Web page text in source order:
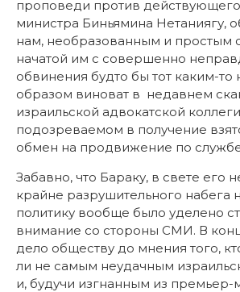
проповеди против
министра Биньямина Нетаниягу,
нам, необразованным и простым
начатой им с совершенно
обвинения будто бы тот каким-
образом виноват в недавнем
израильской адвокатской
подозреваемом в получение
обмен на продвижение по
Забавно, что Бараку, в свете его
крайне разрушительного набега
политику вообще было уделено
внимание со стороны СМИ. В
дело обществу до мнения того,
ли не самым неудачным
и, будучи изгнанным из премьер-